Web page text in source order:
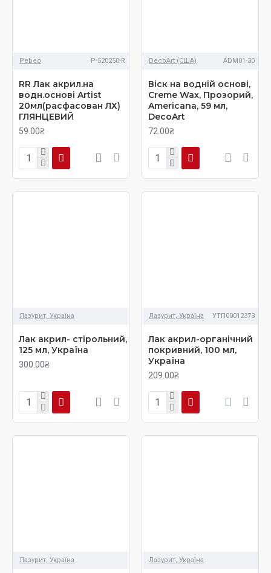
Pebeo P-520250-R
RR Лак акрил.на
водн.основі Artist
20мл(расфасован ЛХ)
ГЛЯНЦЕВИЙ
59.00₴
DecoArt (США) ADM01-30
Віск на водній основі,
Creme Wax, Прозорий,
Americana, 59 мл,
DecoArt
72.00₴
Лазурит, Україна
Лак акрил- стірольний,
125 мл, Україна
300.00₴
Лазурит, Україна УТП00012373
Лак акрил-органічний
покривний, 100 мл,
Україна
209.00₴
Лазурит, Україна Лазурит, Україна